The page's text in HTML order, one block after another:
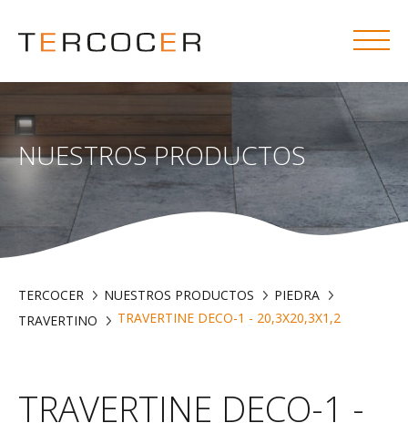
NUESTROS PRODUCTOS
TERCOCER NUESTROS PRODUCTOS
PIEDRA
TRAVERTINO
TRAVERTINE DECO-1 - 20,3X20,3X1,2
TRAVERTINE DECO-1 -